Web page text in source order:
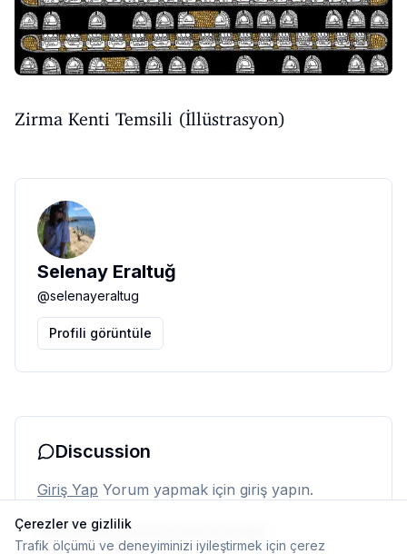
Zirma Kenti Temsili (İllüstrasyon)
Selenay Eraltuğ
@selenayeraltug
Profili görüntüle
Discussion
Giriş Yap Yorum yapmak için giriş yapın.
Henüz yorum yok. İlk yorumu siz yapın.
Çerezler ve gizlilik
Trafik ölçümü ve deneyiminizi iyileştirmek için çerez